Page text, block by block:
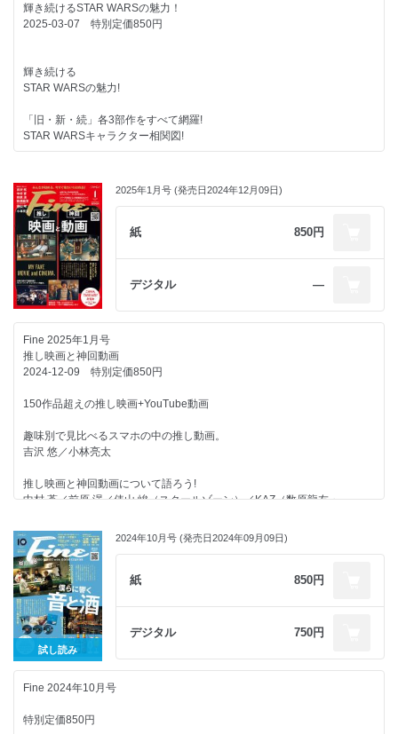
13部門で全力チェック! 秋～冬を乗り切るコスメの最前線。
第10回Fineメンズ美容大賞!
FRUITS ZIPPER 仲川瑠夏の
“やりたいコト・会いたいヒト”
もし、理想のあの娘と遊べたら。
森脇梨々夏
21日間でかなえる
気取りがなく、凛とした空気が心地いい。
背筋が〝スッと〟伸びる店へ。
恒松祐里さん流
「しなやかに生きる心」とは。
マーベル作品はなぜ人々をひきつけるのか?
川口ゆりな
北海道のサウナで
ココロもカラダもととのう。
ほか
輝き続けるSTAR WARSの魅力！
2025-03-07 特別定価850円
輝き続ける
STAR WARSの魅力!
「旧・新・続」各3部作をすべて網羅!
STAR WARSキャラクター相関図!
年代別に見る新たな作品の魅力。
みんなが気づいていない！ EP7～9の魅力を探す。
ジャガモンド斉藤
もしフォースが使えたら……。
伊藤一朗（Every Little Thing） × ☆Taku Takahash（i m-o）
銀河の冒険が彩るわたしの幸せ時間。
コレクターたちのふか～いスター・ウォーズ愛!
2025年には何がある? スター・ウォーズ News!
ルーカスフィルムとは?
大人がワクワクする140個OVER!
SNS界隈で話題のあのグループは作品のファン!?
KOMOREBIが語る俺たちのスター・ウォーズ!
STAR WARS好き集結! KOMOREBI×漫才師ミキ。
もしも〇〇だったら……勝手に妄想談義!
全13部門でそれぞれトップ3に選ばれるのは?
カチクラ
2025年1月号 (発売日2024年12月09日)
紙 850円
デジタル ―
Fine 2025年1月号
推し映画と神回動画
2024-12-09 特別定価850円
150作品超えの推し映画+YouTube動画
趣味別で見比べるスマホの中の推し動画。
吉沢 悠／小林亮太
推し映画と神回動画について語ろう!
中村 蒼／前原 滉／俵山 峻（スクールゾーン）／KAZ（数原龍友・
映画系YouTubeのキーパーソンに聞いた
人生を変えた珠玉のシネマ。
大島育宙／ジャガモンド斉藤／かいばしら／RaMu／おまけの夜
寝落ちと動画視聴の正しい向き合い方。
映画マニア・こがけんの「Oh! エイガー!」な視点。
映画好きは知っている!?
シリーズ映画の「2」が最高におもしろい説。
デロリアンの登場から40年今だからこそ振り返ろう!
試し読み
2024年10月号 (発売日2024年09月09日)
紙 850円
デジタル 750円
Fine 2024年10月号
特別定価850円